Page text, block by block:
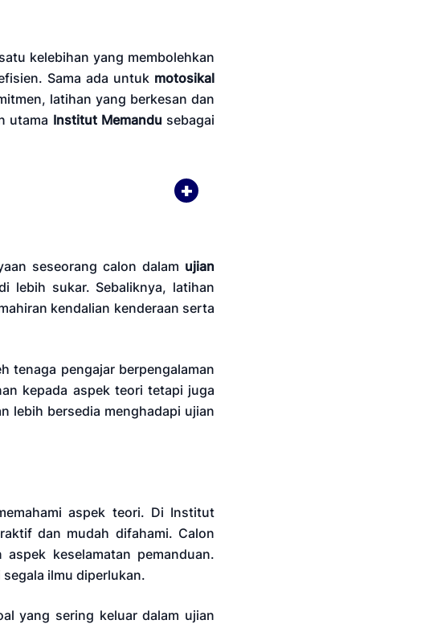
kelebihan yang membolehkan
Sama ada untuk motosikal
latihan yang berkesan dan
utama Institut Memandu sebagai
seseorang calon dalam ujian
lebih sukar. Sebaliknya, latihan
kendalian kenderaan serta
tenaga pengajar berpengalaman
kepada aspek teori tetapi juga
lebih bersedia menghadapi ujian
aspek teori. Di Institut
dan mudah difahami. Calon
keselamatan pemanduan.
ilmu diperlukan.
yang sering keluar dalam ujian